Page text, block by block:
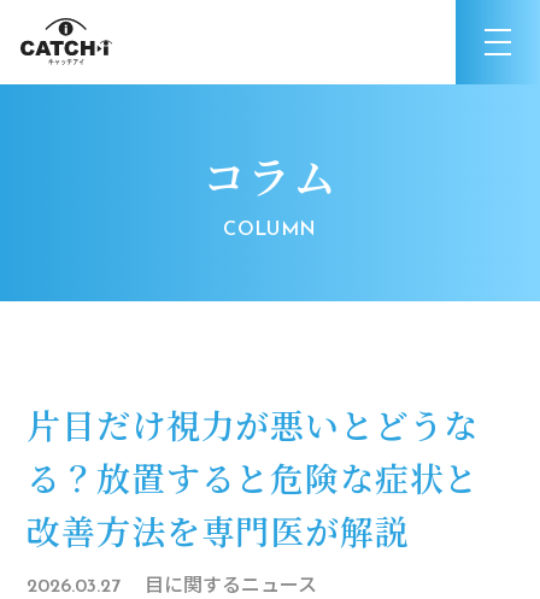
コラム
片目だけ視力が悪いとどうな
る？放置すると危険な症状と
改善方法を専門医が解説
2026.03.27 目に関するニュース